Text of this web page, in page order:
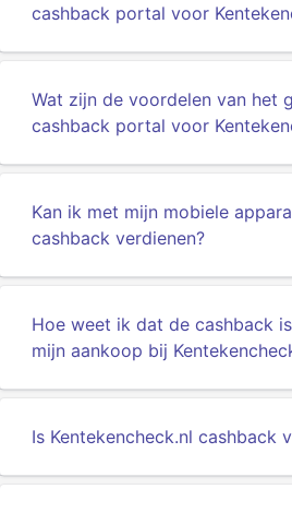
cashback portal voor
Wat zijn de voordelen van het
cashback portal voor
Kan ik met mijn mobiele
cashback verdienen?
Hoe weet ik dat de cashback
mijn aankoop bij
Is Kentekencheck.nl cashback